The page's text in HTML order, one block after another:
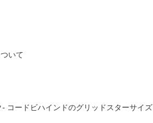
いて
コードビハインドのグリッドスターサイズ